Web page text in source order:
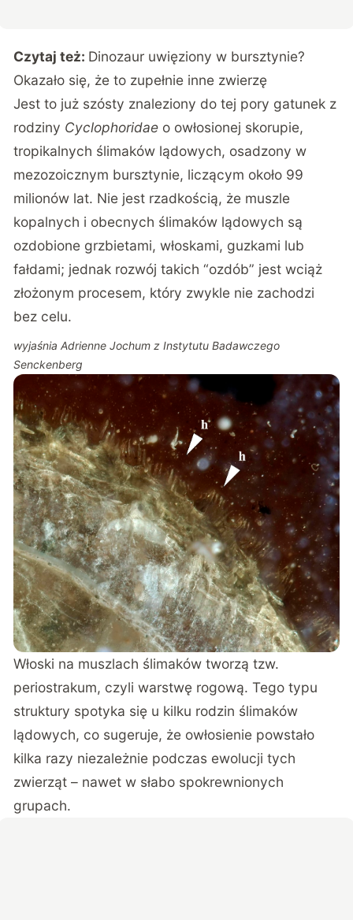
Czytaj też: Dinozaur uwięziony w bursztynie?
Okazało się, że to zupełnie inne zwierzę
Jest to już szósty znaleziony do tej pory gatunek z
rodziny Cyclophoridae o owłosionej skorupie,
tropikalnych ślimaków lądowych, osadzony w
mezozoicznym bursztynie, liczącym około 99
milionów lat. Nie jest rzadkością, że muszle
kopalnych i obecnych ślimaków lądowych są
ozdobione grzbietami, włoskami, guzkami lub
fałdami; jednak rozwój takich “ozdób” jest wciąż
złożonym procesem, który zwykle nie zachodzi
bez celu.
wyjaśnia Adrienne Jochum z Instytutu Badawczego
Senckenberg
Włoski na muszlach ślimaków tworzą tzw.
periostrakum, czyli warstwę rogową. Tego typu
struktury spotyka się u kilku rodzin ślimaków
lądowych, co sugeruje, że owłosienie powstało
kilka razy niezależnie podczas ewolucji tych
zwierząt – nawet w słabo spokrewnionych
grupach.